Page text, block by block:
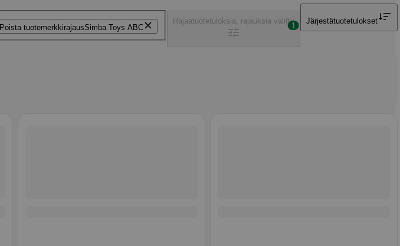
Poista tuotemerkkirajausSimba Toys ABC
Rajaatuotetuloksia, rajauksia valittu
1
Järjestätuotetulokset